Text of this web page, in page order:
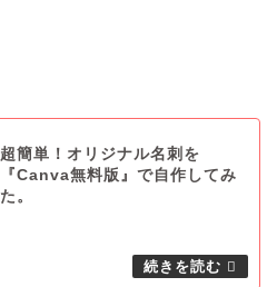
超簡単！オリジナル名刺を
『Canva無料版』で自作してみ
た。